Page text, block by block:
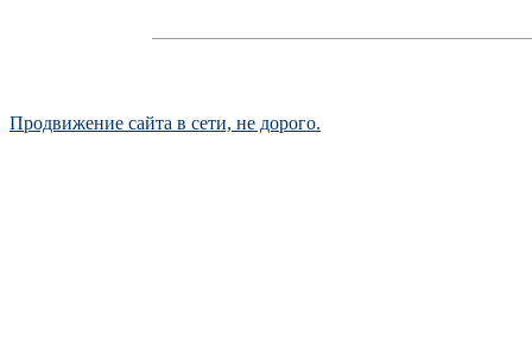
Продвижение сайта в сети, не дорого.